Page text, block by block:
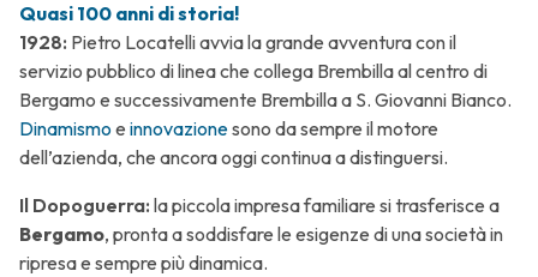
Quasi 100 anni di storia!
1928: Pietro Locatelliavvia la grande avventura con il
servizio pubblico di linea che collega Brembilla al centro di
Bergamo e successivamente Brembilla a S. Giovanni Bianco.
Dinamismo e innovazionesono da sempre il motore
dell’azienda, che ancora oggi continua a distinguersi.
Il Dopoguerra: la piccola impresa familiare si trasferisce a
Bergamo, pronta a soddisfare le esigenze di una società in
ripresa e sempre più dinamica.